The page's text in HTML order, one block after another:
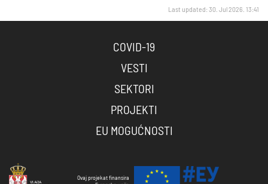
Last updated: 30. Jul 2026. 13:41
COVID-19
VESTI
SEKTORI
PROJEKTI
EU MOGUĆNOSTI
Ovaj projekat finansira